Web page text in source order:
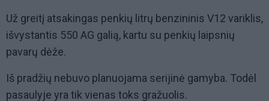
Už greitį atsakingas penkių litrų benzininis V12 variklis,
išvystantis 550 AG galią, kartu su penkių laipsnių
pavarų dėže.
Iš pradžių nebuvo planuojama serijinė gamyba. Todėl
pasaulyje yra tik vienas toks gražuolis.